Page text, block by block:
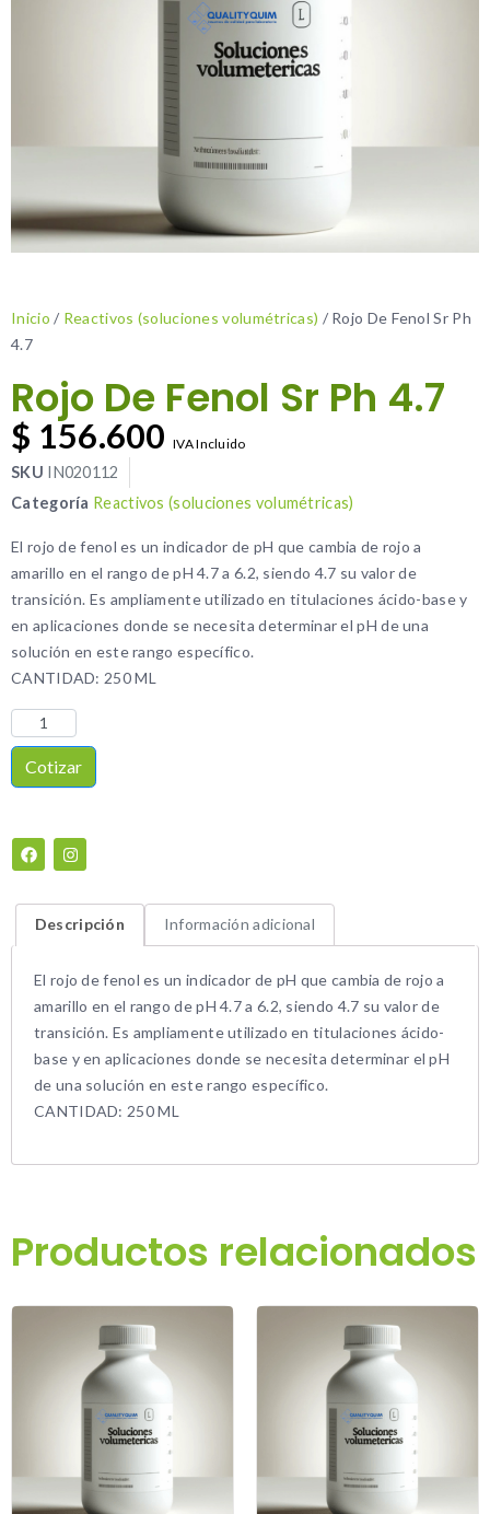
Inicio / Reactivos (soluciones volumétricas) / Rojo De Fenol Sr Ph
4.7
Rojo De Fenol Sr Ph 4.7
$ 156.600 IVA Incluido
SKU IN020112
Categoría Reactivos (soluciones volumétricas)
El rojo de fenol es un indicador de pH que cambia de rojo a
amarillo en el rango de pH 4.7 a 6.2, siendo 4.7 su valor de
transición. Es ampliamente utilizado en titulaciones ácido-base y
en aplicaciones donde se necesita determinar el pH de una
solución en este rango específico.
CANTIDAD: 250 ML
Cotizar
Descripción Información adicional
El rojo de fenol es un indicador de pH que cambia de rojo a
amarillo en el rango de pH 4.7 a 6.2, siendo 4.7 su valor de
transición. Es ampliamente utilizado en titulaciones ácido-
base y en aplicaciones donde se necesita determinar el pH
de una solución en este rango específico.
CANTIDAD: 250 ML
Productos relacionados